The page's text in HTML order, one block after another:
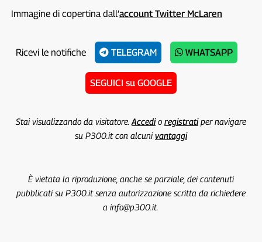
Immagine di copertina dall’account Twitter McLaren
Ricevi le notifiche TELEGRAM WHATSAPP
SEGUICI su GOOGLE
Stai visualizzando da visitatore. Accedio registratiper navigare
su P300.it con alcunivantaggi
È vietata la riproduzione, anche se parziale, dei contenuti
pubblicati su P300.it senza autorizzazione scritta da richiedere
a info@p300.it.